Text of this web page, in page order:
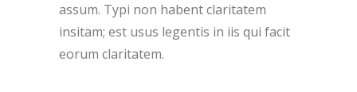
assum. Typi non habent claritatem
insitam; est usus legentis in iis qui facit
eorum claritatem.